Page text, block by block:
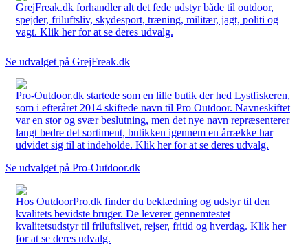
GrejFreak.dk forhandler alt det fede udstyr både til outdoor,
spejder, friluftsliv, skydesport, træning, militær, jagt, politi og
vagt. Klik her for at se deres udvalg.
Se udvalget på GrejFreak.dk
Pro-Outdoor.dk startede som en lille butik der hed Lystfiskeren,
som i efteråret 2014 skiftede navn til Pro Outdoor. Navneskiftet
var en stor og svær beslutning, men det nye navn repræsenterer
langt bedre det sortiment, butikken igennem en årrække har
udvidet sig til at indeholde. Klik her for at se deres udvalg.
Se udvalget på Pro-Outdoor.dk
Hos OutdoorPro.dk finder du beklædning og udstyr til den
kvalitets bevidste bruger. De leverer gennemtestet
kvalitetsudstyr til friluftslivet, rejser, fritid og hverdag. Klik her
for at se deres udvalg.